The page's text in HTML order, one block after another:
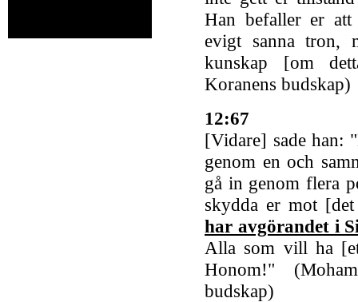
Han befaller er
evigt sanna tron,
kunskap [om
Koranens budskap)
12:67
[Vidare] sade han:
genom en och
gå in genom flera
skydda er mot
har avgörandet i
Alla som vill ha
Honom!"
budskap)